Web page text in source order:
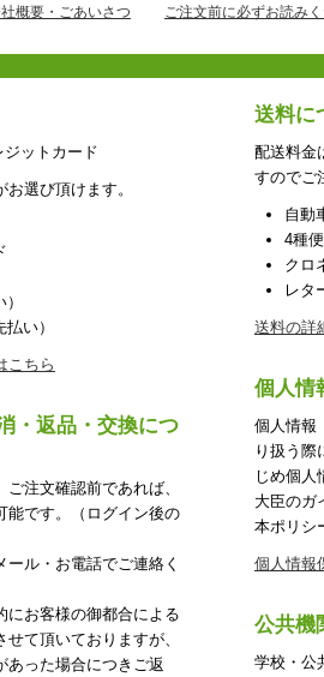
概要・ごあいさつ
ご注文前に必ずお読み
選び頂けます。
い）
こちら
・返品・交換につ
ご注文確認前であれば、
能です。（ログイン後の
ル・お電話でご連絡く
にお客様の御都合による
て頂いておりますが、
あった場合につきご返
送料に
配送料金
すのでご
自動
4種
クロ
レタ
送料の詳
個人情
個人情報
り扱う際
じめ個人
大臣のガ
本ポリシ
個人情報
公共機
学校・公